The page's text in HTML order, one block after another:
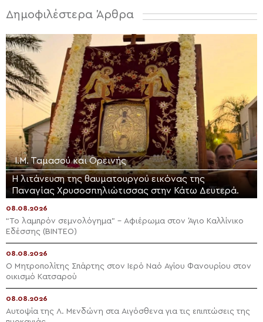
Δημοφιλέστερα Άρθρα
Ι.Μ. Ταμασού και Ορεινής
Η λιτάνευση της θαυματουργού εικόνας της
Παναγίας Χρυσοσπηλιώτισσας στην Κάτω Δευτερά.
08.08.2026
“Το λαμπρόν σεμνολόγημα” – Αφιέρωμα στον Άγιο Καλλίνικο
Εδέσσης (ΒΙΝΤΕΟ)
08.08.2026
Ο Μητροπολίτης Σπάρτης στον Ιερό Ναό Αγίου Φανουρίου στον
οικισμό Κατσαρού
08.08.2026
Αυτοψία της Λ. Μενδώνη στα Αιγόσθενα για τις επιπτώσεις της